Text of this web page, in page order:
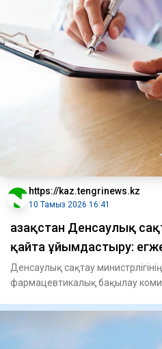
https://kaz.tengrinews.kz
10 Тамыз 2026 16:41
Қазақстан Денсаулық
қайта ұйымдастыру:
Денсаулық сақтау
фармацевтикалық бақылау